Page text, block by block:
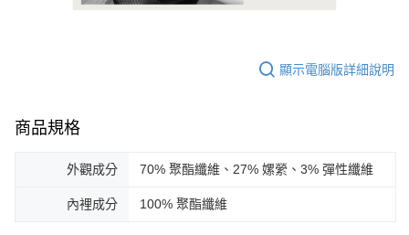
顯示電腦版詳細說明
商品規格
外觀成分 70% 聚酯纖維、27% 嫘縈、3% 彈性纖維
內裡成分 100% 聚酯纖維